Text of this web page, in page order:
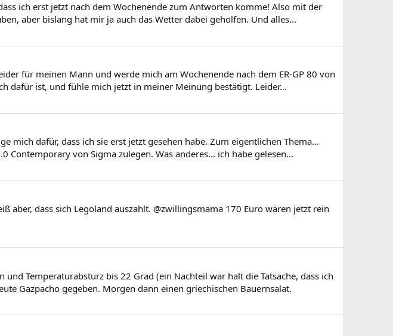
ich erst jetzt nach dem Wochenende zum Antworten komme! Also mit der
aber bislang hat mir ja auch das Wetter dabei geholfen. Und alles...
für meinen Mann und werde mich am Wochenende nach dem ER-GP 80 von
dafür ist, und fühle mich jetzt in meiner Meinung bestätigt. Leider...
dafür, dass ich sie erst jetzt gesehen habe. Zum eigentlichen Thema...
von Sigma zulegen. Was anderes... ich habe gelesen...
aber, dass sich Legoland auszahlt. @zwillingsmama 170 Euro wären jetzt rein
Temperaturabsturz bis 22 Grad (ein Nachteil war halt die Tatsache, dass ich
Gazpacho gegeben. Morgen dann einen griechischen Bauernsalat.